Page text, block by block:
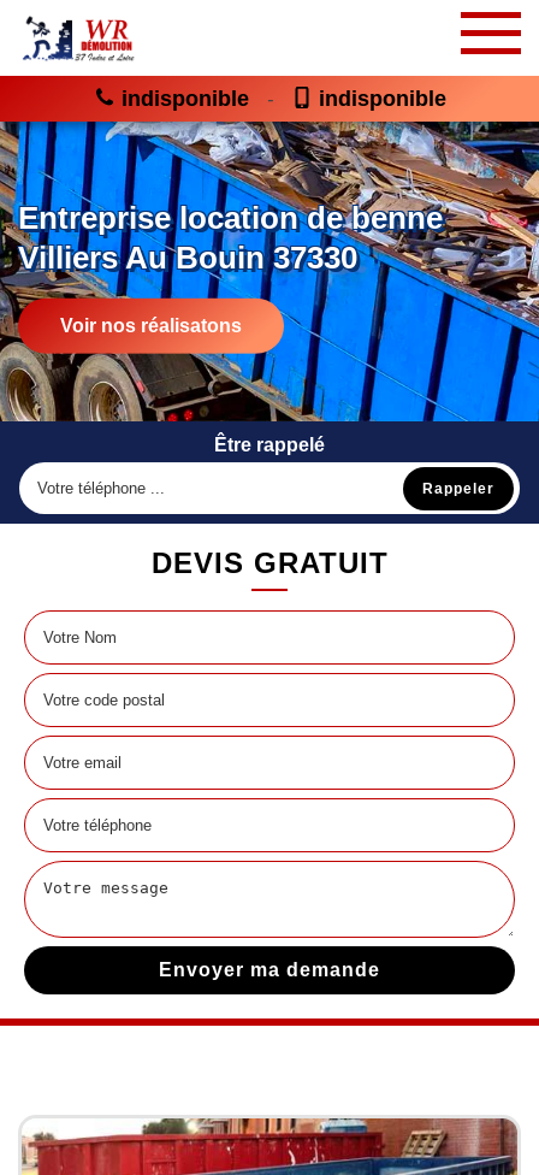
indisponible - indisponible
Entreprise location de benne
Villiers Au Bouin 37330
Voir nos réalisatons
Être rappelé
DEVIS GRATUIT